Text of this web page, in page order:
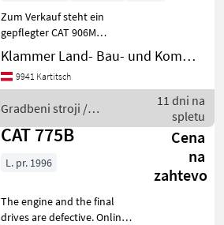
Zum Verkauf steht ein
gepflegter CAT 906M
Kompaktradlader aus dem
Baujahr 2018 mit 75 PS (55
kW) und 3.545
Maschine überzeugt durch
ihre komp
Klammer Land- Bau- und Kommunaltechnik
9941 Kartitsch
Gradbeni stroji /
CAT
11 dni na
spletu
CAT 775B
Cena
na
zahtevo
L. pr. 1996
The engine and the final
drives are defective. Online